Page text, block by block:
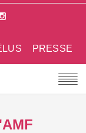
PRESSE